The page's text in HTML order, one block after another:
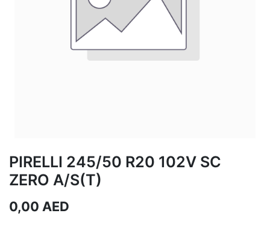
PIRELLI 245/50 R20 102V SC
ZERO A/S(T)
0,00 AED